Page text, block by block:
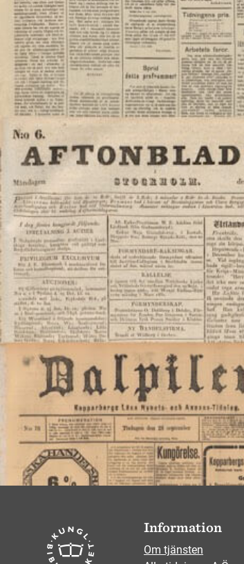
Information
Om tjänsten